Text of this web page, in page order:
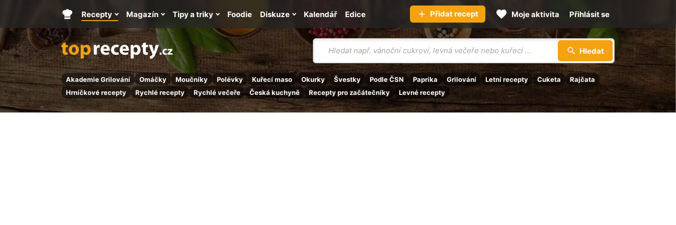
Vyhledávání
Hledat
Akademie Grilování Omáčky Moučníky Polévky Kuřecí maso Okurky Švestky Podle ČSN Paprika Grilování Letní recepty Cuketa
Rajčata
Hrníčkové recepty
Rychlé recepty Rychlé večeře Česká kuchyně Recepty pro začátečníky Levné recepty
Hlavní
stránka
Recepty Magazín Tipy a triky Kalendář
Foodie Diskuze Edice Přidat recept Moje aktivita Přihlásit se